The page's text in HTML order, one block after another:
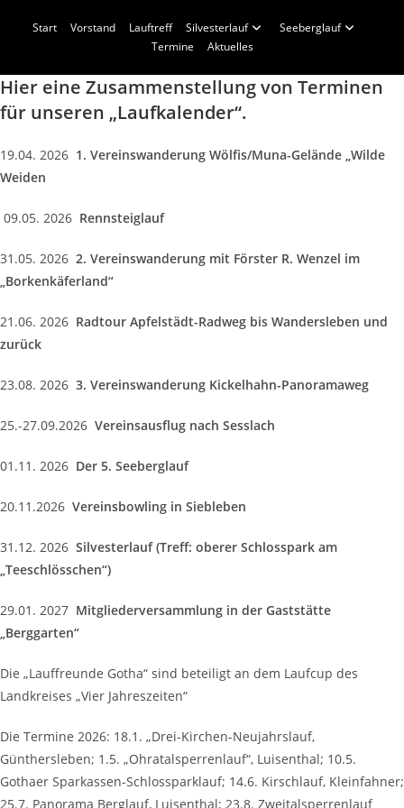
InhaltStart Vorstand Lauftreff Silvesterlauf
Seeberglauf
Termine
Aktuelles
Hier eine Zusammenstellung von Terminen
für unseren „Laufkalender“.
19.04. 2026 1. Vereinswanderung Wölfis/Muna-Gelände „Wilde
Weiden
09.05. 2026 Rennsteiglauf
31.05. 2026 2. Vereinswanderung mit Förster R. Wenzel im
„Borkenkäferland“
21.06. 2026 Radtour Apfelstädt-Radweg bis Wandersleben und
zurück
23.08. 2026 3. Vereinswanderung Kickelhahn-Panoramaweg
25.-27.09.2026 Vereinsausflug nach Sesslach
01.11. 2026 Der 5. Seeberglauf
20.11.2026 Vereinsbowling in Siebleben
31.12. 2026 Silvesterlauf (Treff: oberer Schlosspark am
„Teeschlösschen“)
29.01. 2027 Mitgliederversammlung in der Gaststätte
„Berggarten“
Die „Lauffreunde Gotha“ sind beteiligt an dem Laufcup des
Landkreises „Vier Jahreszeiten“
Die Termine 2026: 18.1. „Drei-Kirchen-Neujahrslauf,
Günthersleben; 1.5. „Ohratalsperrenlauf“, Luisenthal; 10.5.
Gothaer Sparkassen-Schlossparklauf; 14.6. Kirschlauf, Kleinfahner;
25.7. Panorama Berglauf, Luisenthal; 23.8. Zweitalsperrenlauf